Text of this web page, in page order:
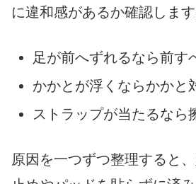
に違和感があるか確認します
足が前へずれるなら前す
かかとが浮くならかかと
ストラップが当たるなら
原因を一つずつ整理すると